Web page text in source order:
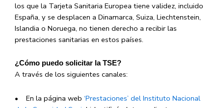
los que la Tarjeta Sanitaria Europea tiene validez, incluido
España, y se desplacen a Dinamarca, Suiza, Liechtenstein,
Islandia o Noruega, no tienen derecho a recibir las
prestaciones sanitarias en estos países.
¿Cómo puedo solicitar la TSE?
A través de los siguientes canales:
• En la página web ‘Prestaciones’ del Instituto Nacional